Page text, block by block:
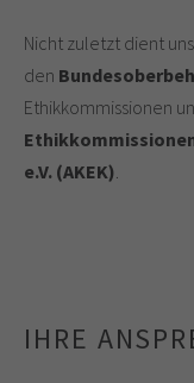
Nicht zuletzt dient
den
Ethikkommissionen
e.V. (AKEK).
IHRE